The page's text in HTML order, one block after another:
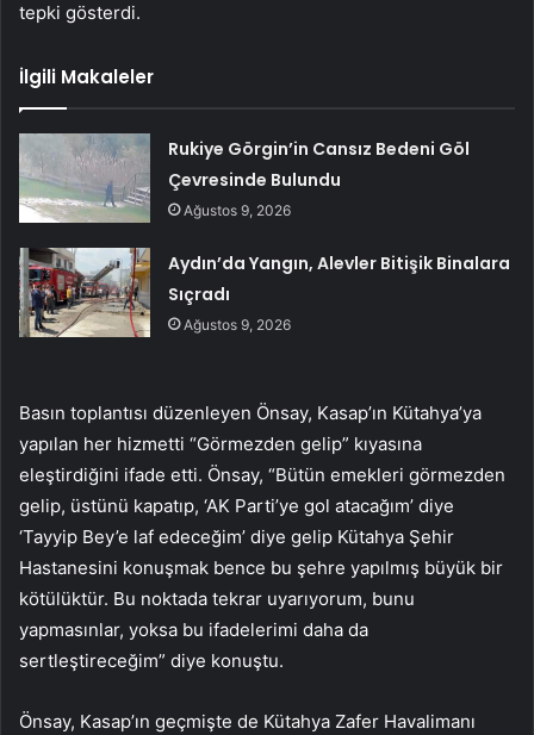
tepki gösterdi.
İlgili Makaleler
Rukiye Görgin’in Cansız Bedeni Göl
Çevresinde Bulundu
Ağustos 9, 2026
Aydın’da Yangın, Alevler Bitişik Binalara
Sıçradı
Ağustos 9, 2026
Basın toplantısı düzenleyen Önsay, Kasap’ın Kütahya’ya
yapılan her hizmetti “Görmezden gelip” kıyasına
eleştirdiğini ifade etti. Önsay, “Bütün emekleri görmezden
gelip, üstünü kapatıp, ‘AK Parti’ye gol atacağım’ diye
‘Tayyip Bey’e laf edeceğim’ diye gelip Kütahya Şehir
Hastanesini konuşmak bence bu şehre yapılmış büyük bir
kötülüktür. Bu noktada tekrar uyarıyorum, bunu
yapmasınlar, yoksa bu ifadelerimi daha da
sertleştireceğim” diye konuştu.
Önsay, Kasap’ın geçmişte de Kütahya Zafer Havalimanı